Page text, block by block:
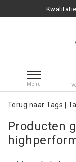
Menu
Terug naar Tags
Producten